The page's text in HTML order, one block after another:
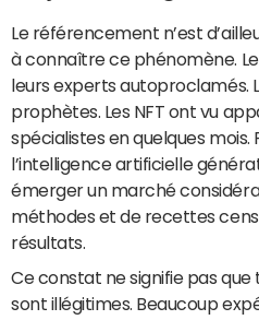
Le référencement n’est
à connaître ce phénomène.
leurs experts autoproclamés.
prophètes. Les NFT ont vu
spécialistes en quelques mois.
l’intelligence artificielle
émerger un marché
méthodes et de recettes
résultats.
Ce constat ne signifie pas que
sont illégitimes. Beaucoup